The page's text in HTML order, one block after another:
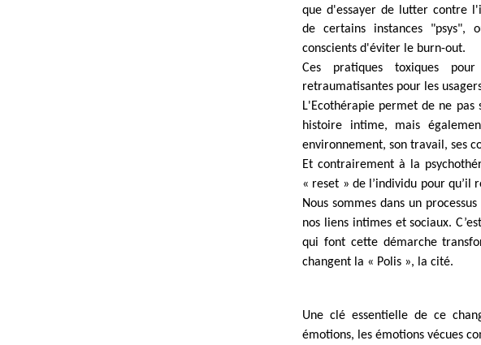
que d'essayer de lutter contre
de certains instances "psys",
conscients d'éviter le burn-out.
Ces pratiques toxiques
retraumatisantes pour les
L'Ecothérapie permet de ne
histoire intime, mais
environnement, son travail, ses
Et contrairement à la
« reset » de l’individu pour
Nous sommes dans un
nos liens intimes et sociaux.
qui font cette démarche
changent la « Polis », la cité.
Une clé essentielle de ce
émotions, les émotions vécues